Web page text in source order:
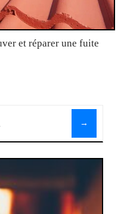
et réparer une fuite